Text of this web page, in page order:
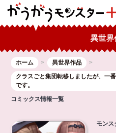
異世界
ホーム
異世界作品
クラスごと集団転移しましたが、一
です。
コミックス情報一覧
モンス